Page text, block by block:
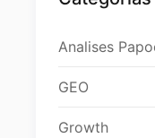
Analises
GEO
Growth